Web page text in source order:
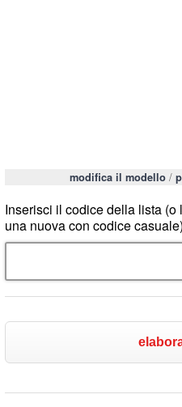
modifica il modello/
Inserisci il codice della lista
una nuova con codice casuale)